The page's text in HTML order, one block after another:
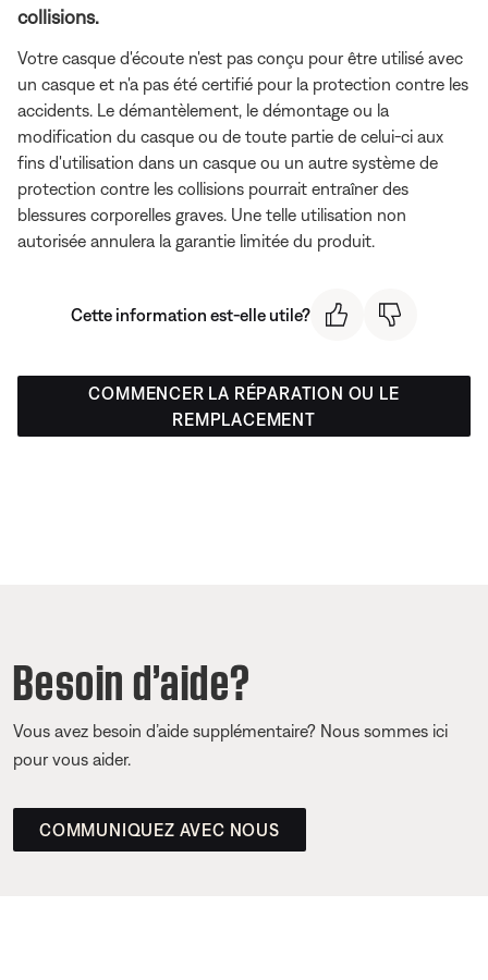
collisions.
Votre casque d'écoute n'est pas conçu pour être utilisé avec
un casque et n'a pas été certifié pour la protection contre les
accidents. Le démantèlement, le démontage ou la
modification du casque ou de toute partie de celui-ci aux
fins d'utilisation dans un casque ou un autre système de
protection contre les collisions pourrait entraîner des
blessures corporelles graves. Une telle utilisation non
autorisée annulera la garantie limitée du produit.
Cette information est-elle utile?
COMMENCER LA RÉPARATION OU LE
REMPLACEMENT
Besoin d’aide?
Vous avez besoin d’aide supplémentaire? Nous sommes ici
pour vous aider.
COMMUNIQUEZ AVEC NOUS